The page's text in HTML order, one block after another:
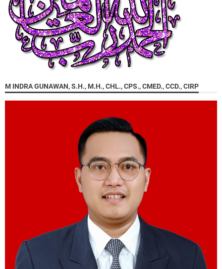
M INDRA GUNAWAN, S.H., M.H., CHL., CPS., CMED., CCD., CIRP